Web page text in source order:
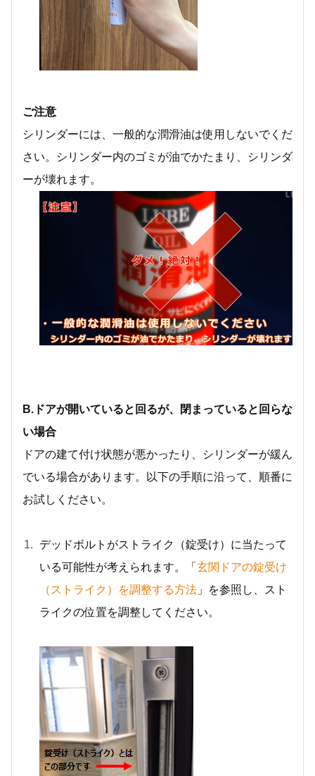
ご注意
シリンダーには、一般的な潤滑油は使用しないでくだ
さい。シリンダー内のゴミが油でかたまり、シリンダ
ーが壊れます。
B.ドアが開いていると回るが、閉まっていると回らな
い場合
ドアの建て付け状態が悪かったり、シリンダーが緩ん
でいる場合があります。以下の手順に沿って、順番に
お試しください。
デッドボルトがストライク（錠受け）に当たって
いる可能性が考えられます。「 玄関ドアの錠受け
（ストライク）を調整する方法 」を参照し、スト
ライクの位置を調整してください。